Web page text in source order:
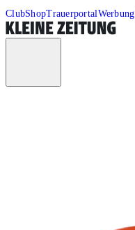
ClubShopTrauerportalWerbung